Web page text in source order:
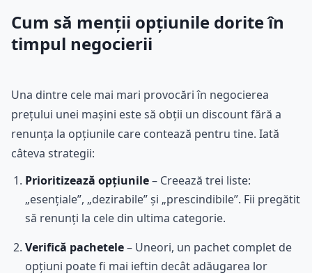
Cum să menții opțiunile dorite în
timpul negocierii
Una dintre cele mai mari provocări în negocierea
prețului unei mașini este să obții un discount fără a
renunța la opțiunile care contează pentru tine. Iată
câteva strategii:
Prioritizează opțiunile– Creează trei liste:
„esențiale”, „dezirabile” și „prescindibile”. Fii pregătit
să renunți la cele din ultima categorie.
Verifică pachetele– Uneori, un pachet complet de
opțiuni poate fi mai ieftin decât adăugarea lor